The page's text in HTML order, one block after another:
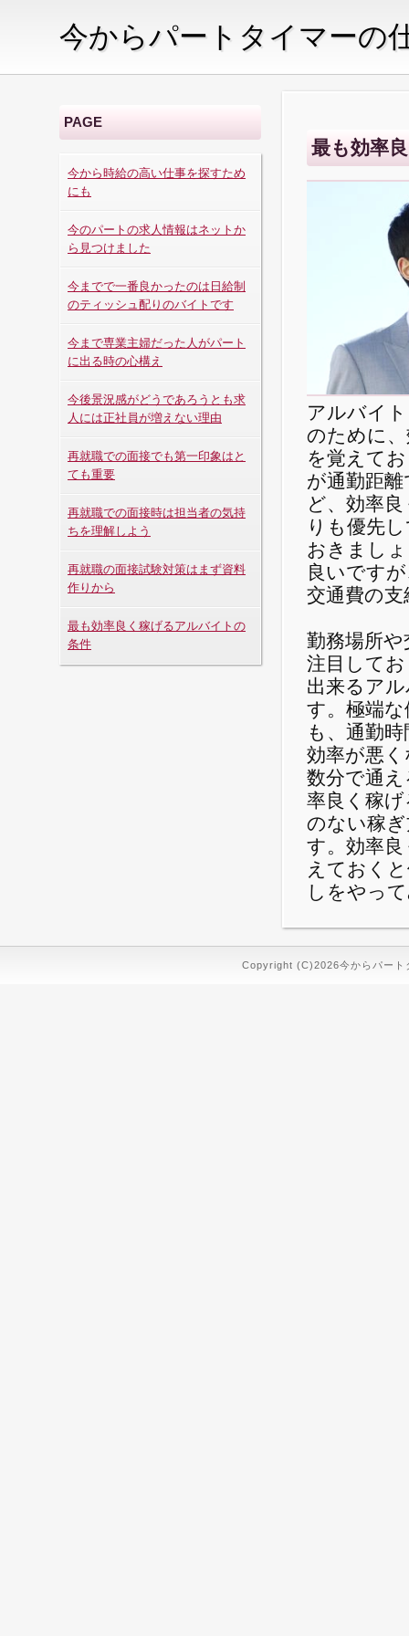
今からパートタイマーの
PAGE
今から時給の高い仕事を探すため
にも
今のパートの求人情報はネットか
ら見つけました
今までで一番良かったのは日給制
のティッシュ配りのバイトです
今まで専業主婦だった人がパート
に出る時の心構え
今後景況感がどうであろうとも求
人には正社員が増えない理由
再就職での面接でも第一印象はと
ても重要
再就職での面接時は担当者の気持
ちを理解しよう
再就職の面接試験対策はまず資料
作りから
最も効率良く稼げるアルバイトの
条件
最も効率
アルバイ
のために
を覚えて
が通勤距
ど、効率
りも優先
おきまし
良いです
交通費の
勤務場所
注目して
出来るア
す。極端
も、通勤
効率が悪
数分で通
率良く稼
のない稼
す。効率
えておく
しをやっ
Copyright (C)2026今からパー